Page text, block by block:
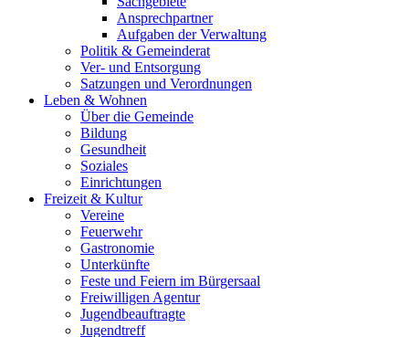
Ansprechpartner
Aufgaben der Verwaltung
Politik & Gemeinderat
Ver- und Entsorgung
Satzungen und Verordnungen
Leben & Wohnen
Über die Gemeinde
Bildung
Gesundheit
Soziales
Einrichtungen
Freizeit & Kultur
Vereine
Feuerwehr
Gastronomie
Unterkünfte
Feste und Feiern im Bürgersaal
Freiwilligen Agentur
Jugendbeauftragte
Jugendtreff